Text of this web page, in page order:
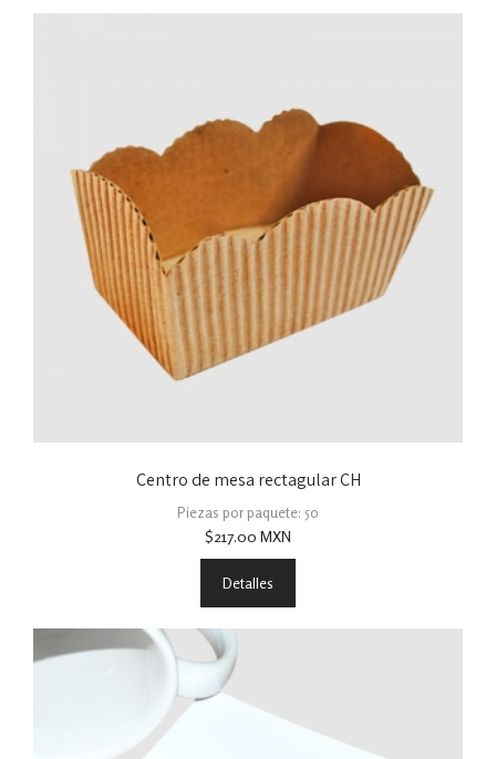
Centro de mesa rectagular CH
Piezas por paquete: 50
$217.00 MXN
Detalles